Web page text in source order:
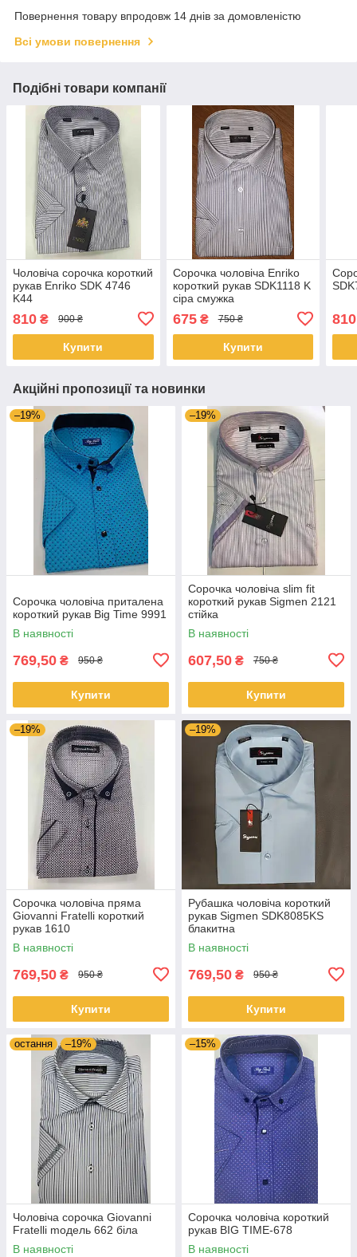
Повернення товару впродовж 14 днів за домовленістю
Всі умови повернення
Подібні товари компанії
Чоловіча сорочка короткий
рукав Enriko SDK 4746
K44
810 ₴ 900 ₴
Купити
Сорочка чоловіча Enriko
короткий рукав SDK1118 K
сіра смужка
675₴ 750 ₴
Купити
810
Акційні пропозиції та новинки
–19%
Сорочка чоловіча приталена
короткий рукав Big Time 9991
В наявності
769,50 ₴ 950 ₴
Купити
–19%
Сорочка чоловіча slim fit
короткий рукав Sigmen 2121
стійка
В наявності
607,50 ₴ 750 ₴
Купити
–19%
Сорочка чоловіча пряма
Giovanni Fratelli короткий
рукав 1610
В наявності
769,50 ₴ 950 ₴
Купити
–19%
Pубашка чоловіча короткий
рукав Sigmen SDK8085KS
блакитна
В наявності
769,50 ₴ 950 ₴
Купити
остання –19%
Чоловіча сорочка Giovanni
Fratelli moдель 662 біла
В наявності
–15%
Сорочка чоловіча короткий
рукав BIG TIME-678
В наявності